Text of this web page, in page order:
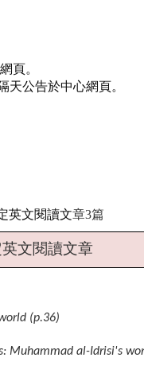
頁。
天公告於中心網頁。
英文閱讀文章3篇
文閱讀文章
(p.36)
Muhammad al-Idrisi's